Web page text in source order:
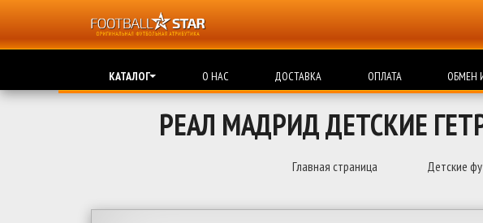
КАТАЛОГ О НАС ДОСТАВКА ОПЛАТА ОБМЕН
РЕАЛ МАДРИД ДЕТСКИЕ
Главная страница Детские